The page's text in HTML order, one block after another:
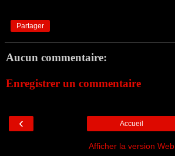
Partager
Aucun commentaire:
Enregistrer un commentaire
‹ Accueil
Afficher la version Web